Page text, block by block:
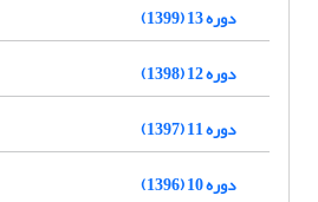
دوره 13 (1399)
دوره 12 (1398)
دوره 11 (1397)
دوره 10 (1396)